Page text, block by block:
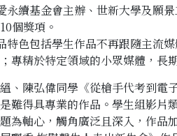
永續基金會主辦、世新大學及
個獎項。
色包括學生作品不再跟隨主流
精於特定領域的小眾媒體，長
、陳弘偉同學《從槍手代考到
難得具專業的作品。學生組影
軸心，觸角廣泛且深入，作品